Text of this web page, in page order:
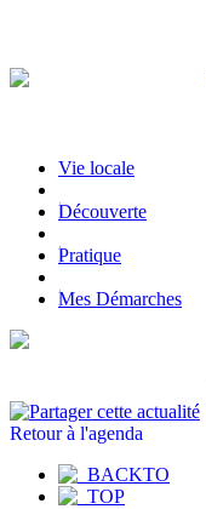
Vie locale
|Découverte
|Pratique
|Mes Démarches
Retour à l'agenda